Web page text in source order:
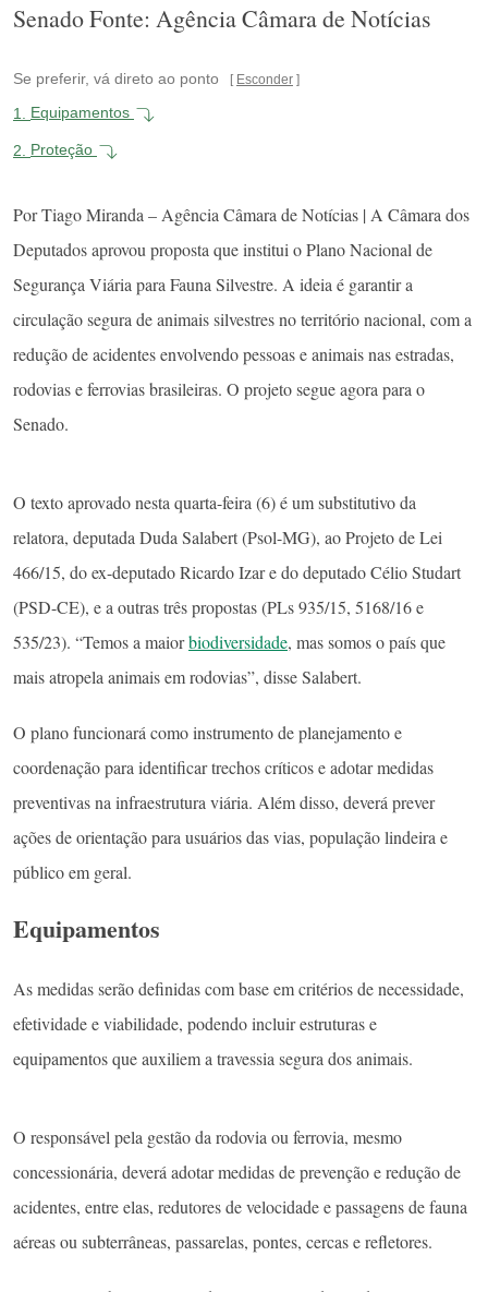
Senado Fonte: Agência Câmara de Notícias
Se preferir, vá direto ao ponto Esconder
1. Equipamentos
2. Proteção
Por Tiago Miranda – Agência Câmara de Notícias | A Câmara dos
Deputados aprovou proposta que institui o Plano Nacional de
Segurança Viária para Fauna Silvestre. A ideia é garantir a
circulação segura de animais silvestres no território nacional, com a
redução de acidentes envolvendo pessoas e animais nas estradas,
rodovias e ferrovias brasileiras. O projeto segue agora para o
Senado.
O texto aprovado nesta quarta-feira (6) é um substitutivo da
relatora, deputada Duda Salabert (Psol-MG), ao Projeto de Lei
466/15, do ex-deputado Ricardo Izar e do deputado Célio Studart
(PSD-CE), e a outras três propostas (PLs 935/15, 5168/16 e
535/23). “Temos a maiorbiodiversidade, mas somos o país que
mais atropela animais em rodovias”, disse Salabert.
O plano funcionará como instrumento de planejamento e
coordenação para identificar trechos críticos e adotar medidas
preventivas na infraestrutura viária. Além disso, deverá prever
ações de orientação para usuários das vias, população lindeira e
público em geral.
Equipamentos
As medidas serão definidas com base em critérios de necessidade,
efetividade e viabilidade, podendo incluir estruturas e
equipamentos que auxiliem a travessia segura dos animais.
O responsável pela gestão da rodovia ou ferrovia, mesmo
concessionária, deverá adotar medidas de prevenção e redução de
acidentes, entre elas, redutores de velocidade e passagens de fauna
aéreas ou subterrâneas, passarelas, pontes, cercas e refletores.